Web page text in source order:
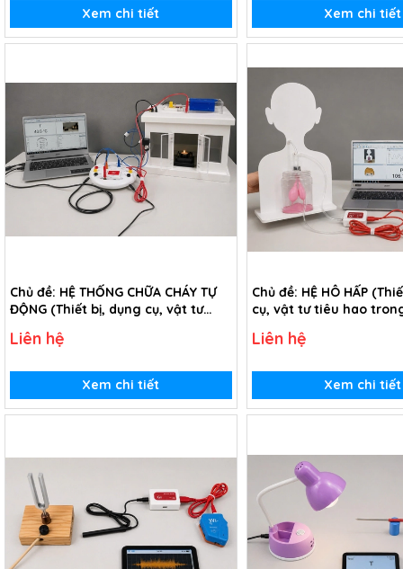
Xem chi tiết Xem chi tiết
Chủ đề: HỆ THỐNG CHỮA CHÁY TỰ
ĐỘNG (Thiết bị, dụng cụ, vật tư
chữa cháy tự động - lớp 3)
Liên hệ
Xem chi tiết
Chủ đề: HỆ HÔ HẤP
cụ, vật tư tiêu hao
Liên hệ
Xem chi tiết